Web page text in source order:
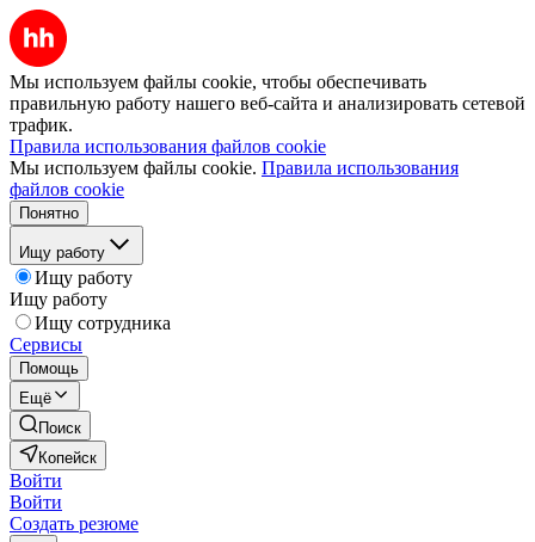
Мы используем файлы cookie, чтобы обеспечивать
правильную работу нашего веб-сайта и анализировать сетевой
трафик.
Правила использования файлов cookie
Мы используем файлы cookie. Правила использования
файлов cookie
Понятно
Ищу работу
Ищу работу
Ищу работу
Ищу сотрудника
Сервисы
Помощь
Ещё
Поиск
Копейск
Войти
Войти
Создать резюме